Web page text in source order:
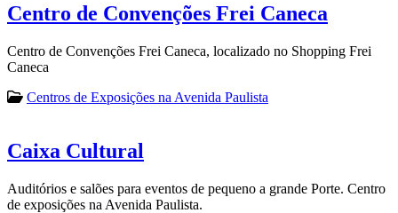
Centro de Convenções Frei Caneca
Centro de Convenções Frei Caneca, localizado no Shopping Frei
Caneca
Centros de Exposições na Avenida Paulista
Caixa Cultural
Auditórios e salões para eventos de pequeno a grande Porte. Centro
de exposições na Avenida Paulista.